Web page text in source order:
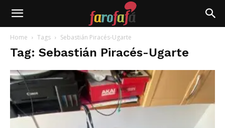
Farofafá
Home Tags Sebastián Piracés-Ugarte
Tag: Sebastián Piracés-Ugarte